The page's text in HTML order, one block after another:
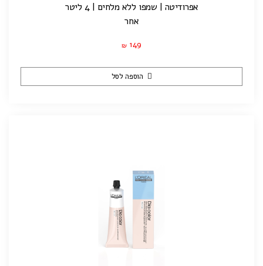
אפרודיטה | שמפו ללא מלחים | 4 ליטר
אחר
₪ 149
הוספה לסל